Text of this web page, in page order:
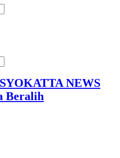
YOKATTA NEWS
Beralih